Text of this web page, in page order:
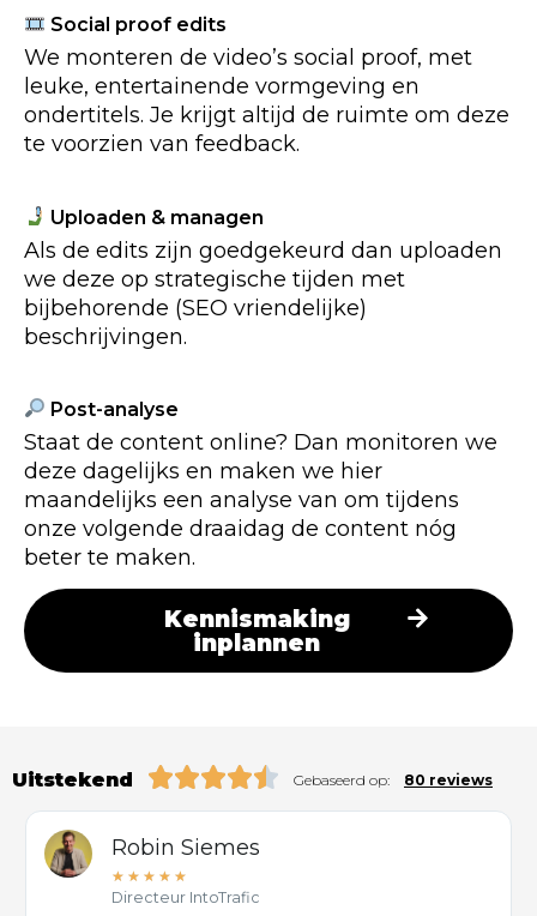
Social proof edits
We monteren de video’s social proof, met
leuke, entertainende vormgeving en
ondertitels. Je krijgt altijd de ruimte om deze
te voorzien van feedback.
Uploaden & managen
Als de edits zijn goedgekeurd dan uploaden
we deze op strategische tijden met
bijbehorende (SEO vriendelijke)
beschrijvingen.
Post-analyse
Staat de content online? Dan monitoren we
deze dagelijks en maken we hier
maandelijks een analyse van om tijdens
onze volgende draaidag de content nóg
beter te maken.
Kennismaking
inplannen
Uitstekend Gebaseerd op: 80 reviews
Robin Siemes
★ ★ ★ ★ ★
Directeur IntoTrafic